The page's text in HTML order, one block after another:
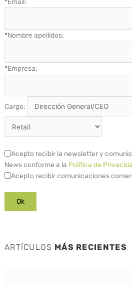
*Email:
*Nombre apellidos:
*Empresa:
Cargo:
Acepto recibir la newsletter y
News conforme a la Política de
Acepto recibir comunicaciones
ARTÍCULOS MÁS RECIENTES